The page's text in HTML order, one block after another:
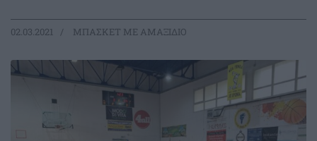
02.03.2021 ΜΠΑΣΚΕΤ ΜΕ ΑΜΑΞΙΔΙΟ